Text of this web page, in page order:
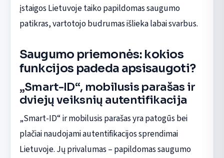
įstaigos Lietuvoje taiko papildomas saugumo
patikras, vartotojo budrumas išlieka labai svarbus.
Saugumo priemonės: kokios
funkcijos padeda apsisaugoti?
„Smart-ID“, mobilusis parašas ir
dviejų veiksnių autentifikacija
„Smart-ID“ ir mobilusis parašas yra patogūs bei
plačiai naudojami autentifikacijos sprendimai
Lietuvoje. Jų privalumas – papildomas saugumo